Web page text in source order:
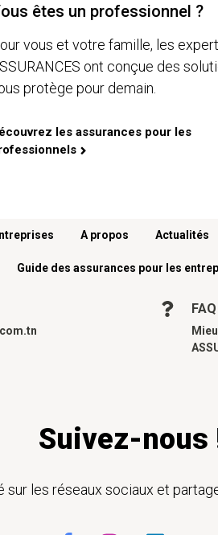
êtes un professionnel ?
vous et votre famille, les
ont conçue des
protège pour demain.
les assurances pour les
A propos Actualités
Guide des assurances pour les
FAQ
Suivez-nous
sur les réseaux sociaux et